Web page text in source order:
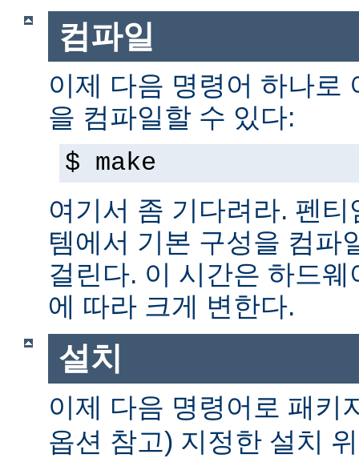
컴파일
이제 다음 명령어 하나로
을 컴파일할 수 있다:
$ make
여기서 좀 기다려라. 펜
템에서 기본 구성을 컴파
걸린다. 이 시간은 하드
에 따라 크게 변한다.
설치
이제 다음 명령어로 패키
옵션 참고) 지정한 설치